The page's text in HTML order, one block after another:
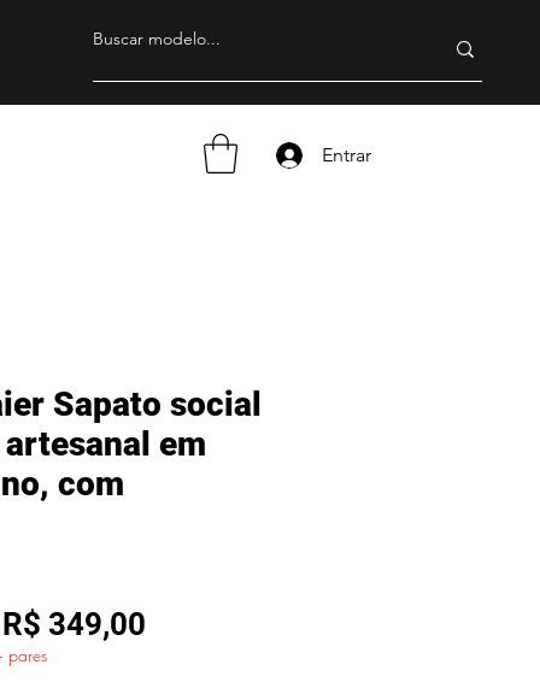
Entrar
Sapato social
em
com
R$ 349,00
pares